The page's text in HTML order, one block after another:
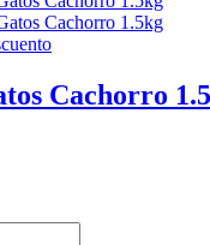
Cachorro